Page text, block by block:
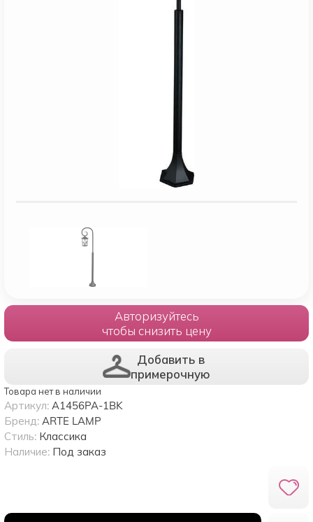
Авторизуйтесь
чтобы снизить цену
Добавить в
примерочную
Товара нет в наличии
Артикул: A1456PA-1BK
Бренд: ARTE LAMP
Стиль: Классика
Наличие: Под заказ